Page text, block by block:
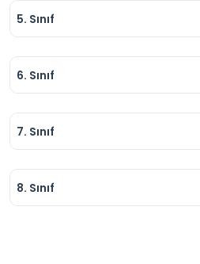
5. Sınıf
6. Sınıf
7. Sınıf
8. Sınıf